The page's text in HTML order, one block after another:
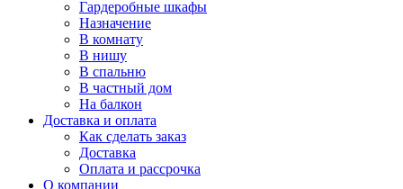
Гардеробные шкафы
Назначение
В комнату
В нишу
В спальню
В частный дом
На балкон
Доставка и оплата
Как сделать заказ
Доставка
Оплата и рассрочка
О компании